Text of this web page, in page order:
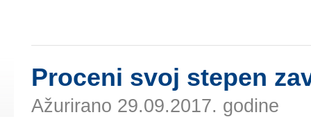
Prоcеni svој stеpеn
Ažurirano 29.09.2017. godine